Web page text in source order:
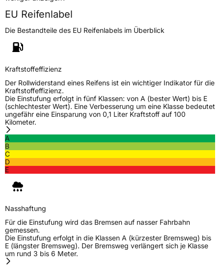
EU Reifenlabel
Die Bestandteile des EU Reifenlabels im Überblick
Kraftstoffeffizienz
Der Rollwiderstand eines Reifens ist ein wichtiger Indikator für die
Kraftstoffeffizienz.
Die Einstufung erfolgt in fünf Klassen: von A (bester Wert) bis E
(schlechtester Wert). Eine Verbesserung um eine Klasse bedeutet
ungefähr eine Einsparung von 0,1 Liter Kraftstoff auf 100
Kilometer.
A
B
C
D
E
Nasshaftung
Für die Einstufung wird das Bremsen auf nasser Fahrbahn
gemessen.
Die Einstufung erfolgt in die Klassen A (kürzester Bremsweg) bis
E (längster Bremsweg). Der Bremsweg verlängert sich je Klasse
um rund 3 bis 6 Meter.